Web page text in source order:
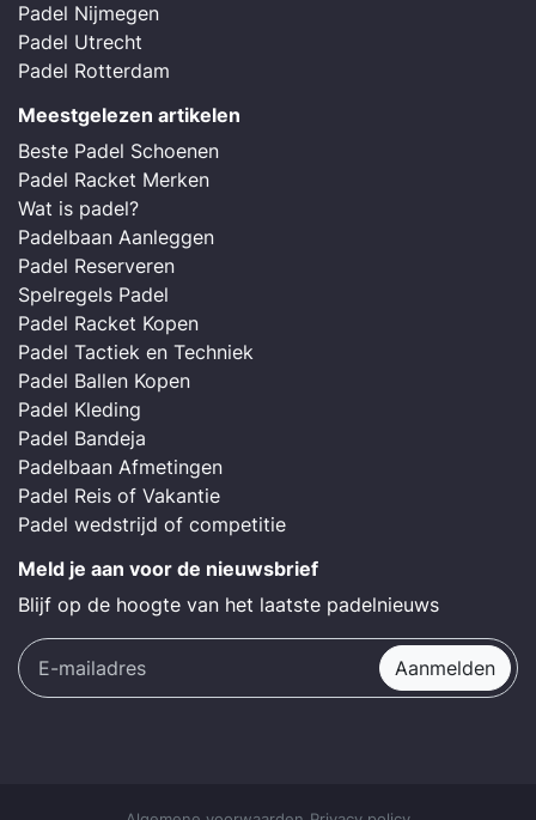
Padel Nijmegen
Padel Utrecht
Padel Rotterdam
Meestgelezen artikelen
Beste Padel Schoenen
Padel Racket Merken
Wat is padel?
Padelbaan Aanleggen
Padel Reserveren
Spelregels Padel
Padel Racket Kopen
Padel Tactiek en Techniek
Padel Ballen Kopen
Padel Kleding
Padel Bandeja
Padelbaan Afmetingen
Padel Reis of Vakantie
Padel wedstrijd of competitie
Meld je aan voor de nieuwsbrief
Blijf op de hoogte van het laatste padelnieuws
Aanmelden